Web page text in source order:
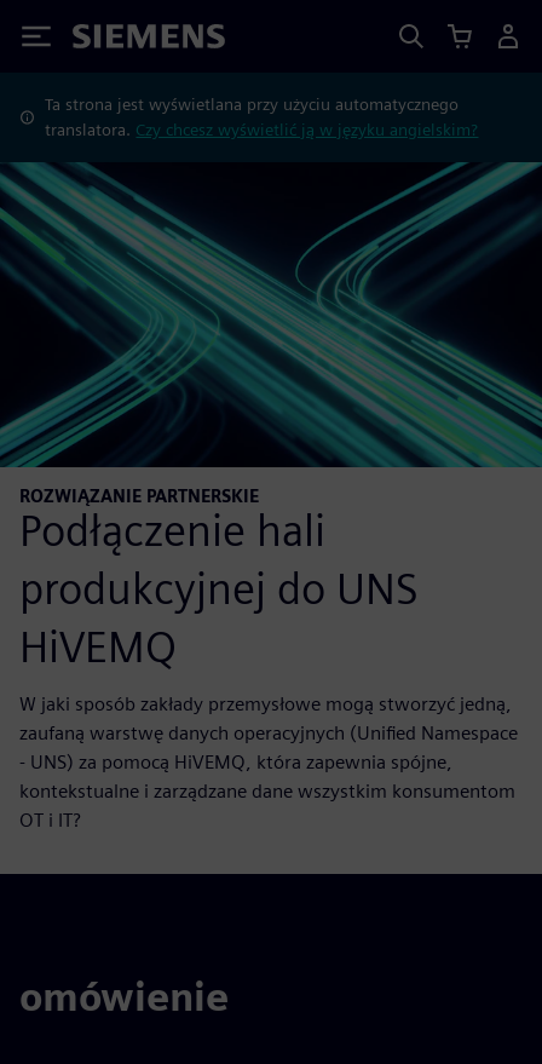
Siemens
Ta strona jest wyświetlana przy użyciu automatycznego
translatora. Czy chcesz wyświetlić ją w języku angielskim?
ROZWIĄZANIE PARTNERSKIE
Podłączenie hali
produkcyjnej do UNS
HiVEMQ
W jaki sposób zakłady przemysłowe mogą stworzyć jedną,
zaufaną warstwę danych operacyjnych (Unified Namespace
- UNS) za pomocą HiVEMQ, która zapewnia spójne,
kontekstualne i zarządzane dane wszystkim konsumentom
OT i IT?
omówienie